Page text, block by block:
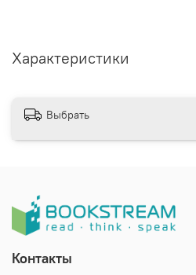
Характеристики
Выбрать
Контакты